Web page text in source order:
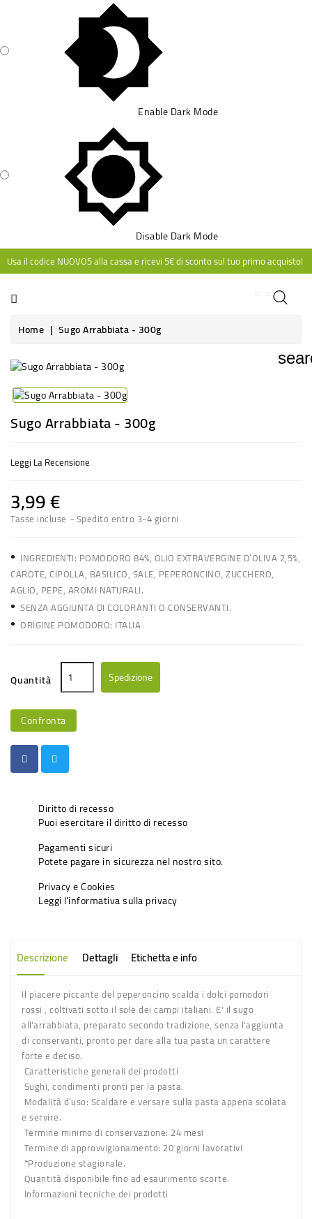
Enable Dark Mode
Disable Dark Mode
Usa il codice NUOVO5 alla cassa e ricevi 5€ di sconto sul tuo primo acquisto!
Home Sugo Arrabbiata - 300g
Sugo Arrabbiata - 300g
Leggi La Recensione
3,99 €
Tasse incluse Spedito entro 3-4 giorni
• INGREDIENTI: POMODORO 84%, OLIO EXTRAVERGINE D’OLIVA 2,5%,
CAROTE, CIPOLLA, BASILICO, SALE, PEPERONCINO, ZUCCHERO,
AGLIO, PEPE, AROMI NATURALI.
• SENZA AGGIUNTA DI COLORANTI O CONSERVANTI.
• ORIGINE POMODORO: ITALIA
Quantità Spedizione
Confronta
Diritto di recesso
Puoi esercitare il diritto di recesso
Pagamenti sicuri
Potete pagare in sicurezza nel nostro sito.
Privacy e Cookies
Leggi l'informativa sulla privacy
Descrizione Dettagli Etichetta e info
Il piacere piccante del peperoncino scalda i dolci pomodori
rossi , coltivati sotto il sole dei campi italiani. E' il sugo
all'arrabbiata, preparato secondo tradizione, senza l'aggiunta
di conservanti, pronto per dare alla tua pasta un carattere
forte e deciso.
Caratteristiche generali dei prodotti
Sughi, condimenti pronti per la pasta.
Modalità d’uso: Scaldare e versare sulla pasta appena scolata
e servire.
Termine minimo di conservazione: 24 mesi
Termine di approvvigionamento: 20 giorni lavorativi
*Produzione stagionale.
Quantità disponibile fino ad esaurimento scorte.
Informazioni tecniche dei prodotti